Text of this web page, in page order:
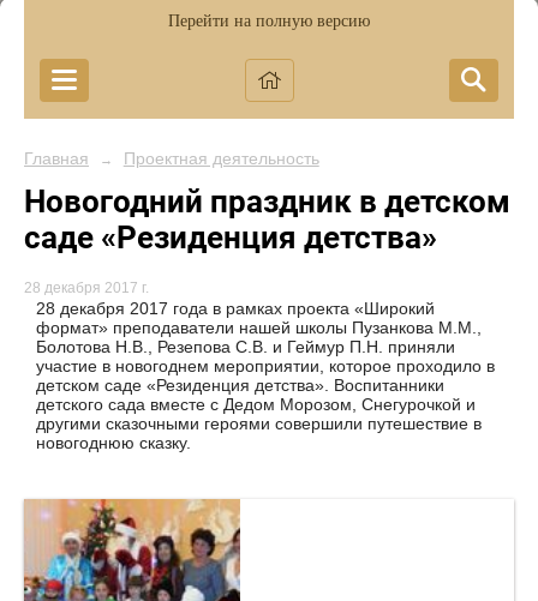
Перейти на полную версию
Главная → Проектная деятельность
Новогодний праздник в детском
саде «Резиденция детства»
28 декабря 2017 г.
28 декабря 2017 года в рамках проекта «Широкий
формат» преподаватели нашей школы Пузанкова М.М.,
Болотова Н.В., Резепова С.В. и Геймур П.Н. приняли
участие в новогоднем мероприятии, которое проходило в
детском саде «Резиденция детства». Воспитанники
детского сада вместе с Дедом Морозом, Снегурочкой и
другими сказочными героями совершили путешествие в
новогоднюю сказку.